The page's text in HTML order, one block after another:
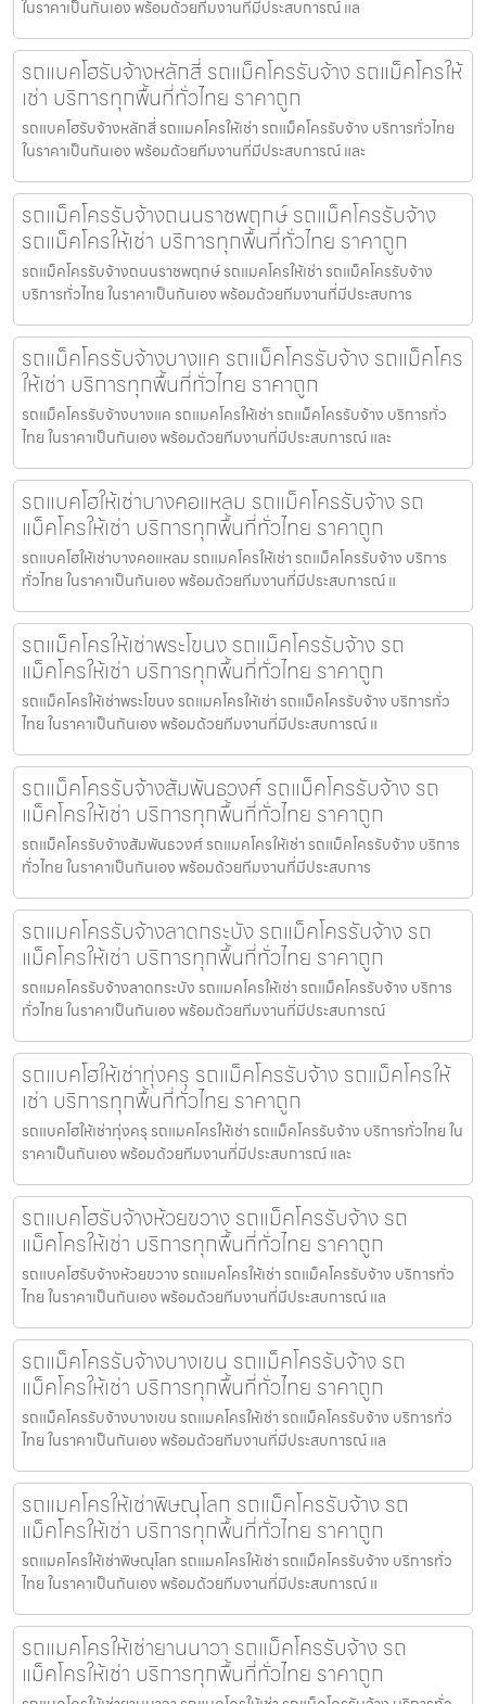
ในราคาเป็นกันเอง พร้อมด้วยทีมงานที่มีประสบการณ์ แล
รถแบคโฮรับจ้างหลักสี่ รถแม็คโครรับจ้าง รถแม็คโครให้
เช่า บริการทุกพื้นที่ทั่วไทย ราคาถูก
รถแบคโฮรับจ้างหลักสี่ รถแมคโครให้เช่า รถแม็คโครรับจ้าง บริการทั่วไทย
ในราคาเป็นกันเอง พร้อมด้วยทีมงานที่มีประสบการณ์ และ
รถแม็คโครรับจ้างถนนราชพฤกษ์ รถแม็คโครรับจ้าง
รถแม็คโครให้เช่า บริการทุกพื้นที่ทั่วไทย ราคาถูก
รถแม็คโครรับจ้างถนนราชพฤกษ์ รถแมคโครให้เช่า รถแม็คโครรับจ้าง
บริการทั่วไทย ในราคาเป็นกันเอง พร้อมด้วยทีมงานที่มีประสบการ
รถแม็คโครรับจ้างบางแค รถแม็คโครรับจ้าง รถแม็คโคร
ให้เช่า บริการทุกพื้นที่ทั่วไทย ราคาถูก
รถแม็คโครรับจ้างบางแค รถแมคโครให้เช่า รถแม็คโครรับจ้าง บริการทั่ว
ไทย ในราคาเป็นกันเอง พร้อมด้วยทีมงานที่มีประสบการณ์ และ
รถแบคโฮให้เช่าบางคอแหลม รถแม็คโครรับจ้าง รถ
แม็คโครให้เช่า บริการทุกพื้นที่ทั่วไทย ราคาถูก
รถแบคโฮให้เช่าบางคอแหลม รถแมคโครให้เช่า รถแม็คโครรับจ้าง บริการ
ทั่วไทย ในราคาเป็นกันเอง พร้อมด้วยทีมงานที่มีประสบการณ์ แ
รถแม็คโครให้เช่าพระโขนง รถแม็คโครรับจ้าง รถ
แม็คโครให้เช่า บริการทุกพื้นที่ทั่วไทย ราคาถูก
รถแม็คโครให้เช่าพระโขนง รถแมคโครให้เช่า รถแม็คโครรับจ้าง บริการทั่ว
ไทย ในราคาเป็นกันเอง พร้อมด้วยทีมงานที่มีประสบการณ์ แ
รถแม็คโครรับจ้างสัมพันธวงศ์ รถแม็คโครรับจ้าง รถ
แม็คโครให้เช่า บริการทุกพื้นที่ทั่วไทย ราคาถูก
รถแม็คโครรับจ้างสัมพันธวงศ์ รถแมคโครให้เช่า รถแม็คโครรับจ้าง บริการ
ทั่วไทย ในราคาเป็นกันเอง พร้อมด้วยทีมงานที่มีประสบการ
รถแมคโครรับจ้างลาดกระบัง รถแม็คโครรับจ้าง รถ
แม็คโครให้เช่า บริการทุกพื้นที่ทั่วไทย ราคาถูก
รถแมคโครรับจ้างลาดกระบัง รถแมคโครให้เช่า รถแม็คโครรับจ้าง บริการ
ทั่วไทย ในราคาเป็นกันเอง พร้อมด้วยทีมงานที่มีประสบการณ์
รถแบคโฮให้เช่าทุ่งครุ รถแม็คโครรับจ้าง รถแม็คโครให้
เช่า บริการทุกพื้นที่ทั่วไทย ราคาถูก
รถแบคโฮให้เช่าทุ่งครุ รถแมคโครให้เช่า รถแม็คโครรับจ้าง บริการทั่วไทย ใน
ราคาเป็นกันเอง พร้อมด้วยทีมงานที่มีประสบการณ์ และ
รถแบคโฮรับจ้างห้วยขวาง รถแม็คโครรับจ้าง รถ
แม็คโครให้เช่า บริการทุกพื้นที่ทั่วไทย ราคาถูก
รถแบคโฮรับจ้างห้วยขวาง รถแมคโครให้เช่า รถแม็คโครรับจ้าง บริการทั่ว
ไทย ในราคาเป็นกันเอง พร้อมด้วยทีมงานที่มีประสบการณ์ แล
รถแม็คโครรับจ้างบางเขน รถแม็คโครรับจ้าง รถ
แม็คโครให้เช่า บริการทุกพื้นที่ทั่วไทย ราคาถูก
รถแม็คโครรับจ้างบางเขน รถแมคโครให้เช่า รถแม็คโครรับจ้าง บริการทั่ว
ไทย ในราคาเป็นกันเอง พร้อมด้วยทีมงานที่มีประสบการณ์ แล
รถแมคโครให้เช่าพิษณุโลก รถแม็คโครรับจ้าง รถ
แม็คโครให้เช่า บริการทุกพื้นที่ทั่วไทย ราคาถูก
รถแมคโครให้เช่าพิษณุโลก รถแมคโครให้เช่า รถแม็คโครรับจ้าง บริการทั่ว
ไทย ในราคาเป็นกันเอง พร้อมด้วยทีมงานที่มีประสบการณ์ แ
รถแมคโครให้เช่ายานนาวา รถแม็คโครรับจ้าง รถ
แม็คโครให้เช่า บริการทุกพื้นที่ทั่วไทย ราคาถูก